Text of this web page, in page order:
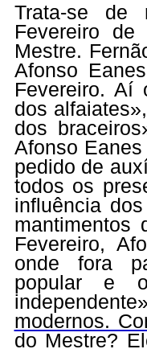
Trata-se de
Fevereiro
Mestre.
Afonso
Fevereiro. Aí
dos
dos
Afonso
pedido de
todos os
influência
Fevereiro,
onde fora
popular e
modernos.
do Mestre?